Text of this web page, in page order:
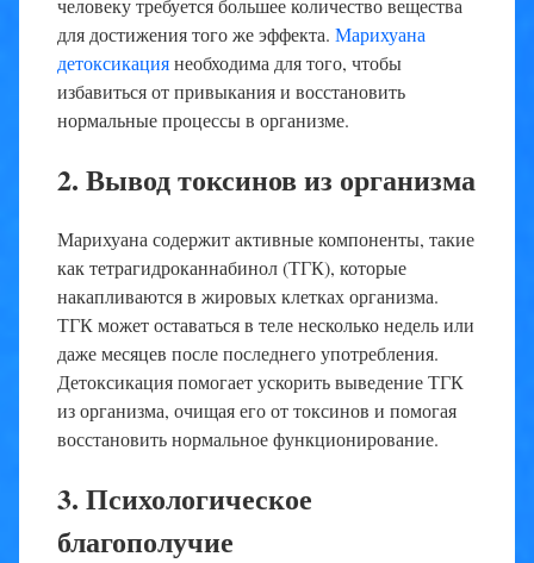
человеку требуется большее количество вещества
для достижения того же эффекта. Марихуана
детоксикациянеобходима для того, чтобы
избавиться от привыкания и восстановить
нормальные процессы в организме.
2. Вывод токсинов из организма
Марихуана содержит активные компоненты, такие
как тетрагидроканнабинол (ТГК), которые
накапливаются в жировых клетках организма.
ТГК может оставаться в теле несколько недель или
даже месяцев после последнего употребления.
Детоксикация помогает ускорить выведение ТГК
из организма, очищая его от токсинов и помогая
восстановить нормальное функционирование.
3. Психологическое
благополучие